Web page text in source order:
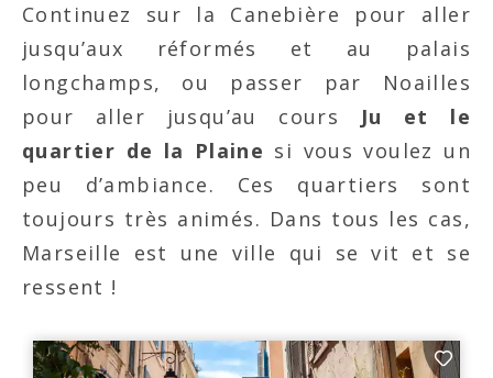
Continuez sur la Canebière pour aller
jusqu’aux réformés et au palais
longchamps, ou passer par Noailles
pour aller jusqu’au cours Ju et le
quartier de la Plaine si vous voulez un
peu d’ambiance. Ces quartiers sont
toujours très animés. Dans tous les cas,
Marseille est une ville qui se vit et se
ressent !